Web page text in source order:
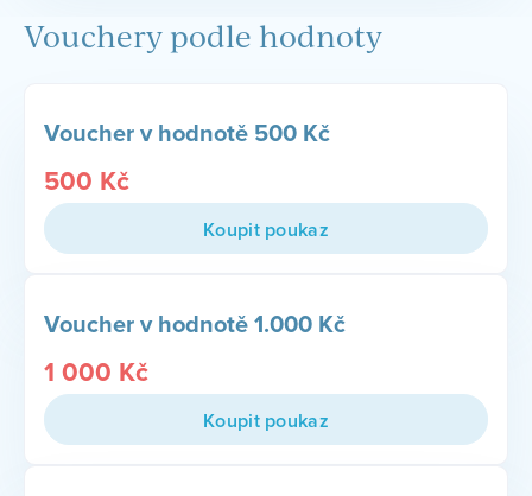
Vouchery podle hodnoty
Voucher v hodnotě 500 Kč
500 Kč
Koupit poukaz
Voucher v hodnotě 1.000 Kč
1 000 Kč
Koupit poukaz